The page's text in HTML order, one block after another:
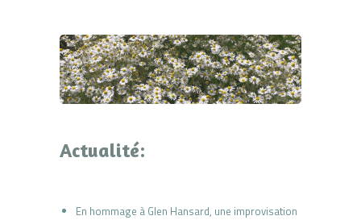
Actualité:
En hommage à Glen Hansard, une improvisation